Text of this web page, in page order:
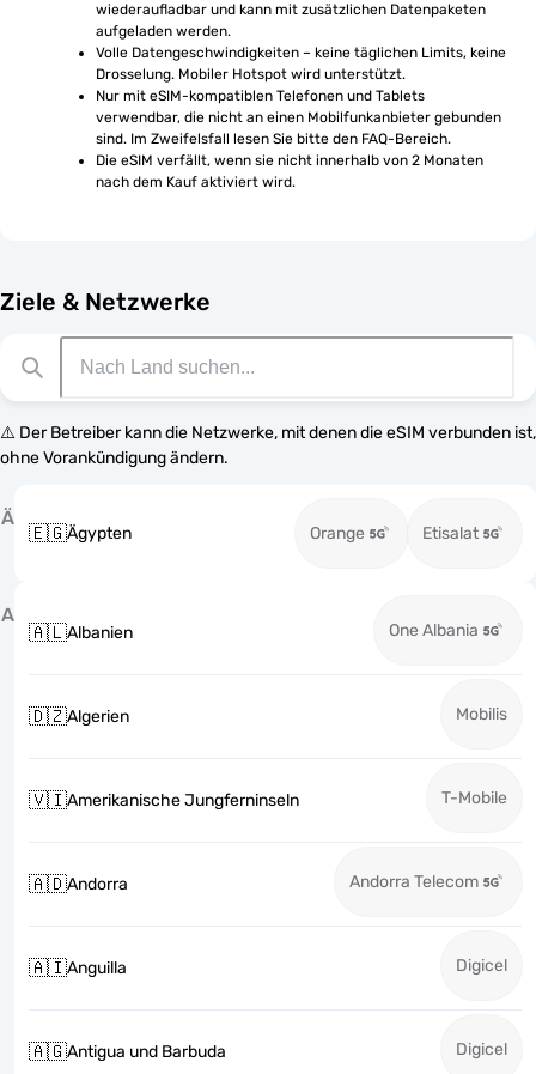
wiederaufladbar und kann mit zusätzlichen Datenpaketen
aufgeladen werden.
Volle Datengeschwindigkeiten – keine täglichen Limits, keine
Drosselung. Mobiler Hotspot wird unterstützt.
Nur mit eSIM-kompatiblen Telefonen und Tablets
verwendbar, die nicht an einen Mobilfunkanbieter gebunden
sind. Im Zweifelsfall lesen Sie bitte den FAQ-Bereich.
Die eSIM verfällt, wenn sie nicht innerhalb von 2 Monaten
nach dem Kauf aktiviert wird.
Ziele & Netzwerke
⚠️ Der Betreiber kann die Netzwerke, mit denen die eSIM verbunden ist,
ohne Vorankündigung ändern.
Ä
🇪🇬Ägypten Orange Etisalat
A
🇦🇱Albanien One Albania
🇩🇿Algerien Mobilis
🇻🇮Amerikanische Jungferninseln T-Mobile
🇦🇩Andorra Andorra Telecom
🇦🇮Anguilla Digicel
🇦🇬Antigua und Barbuda Digicel